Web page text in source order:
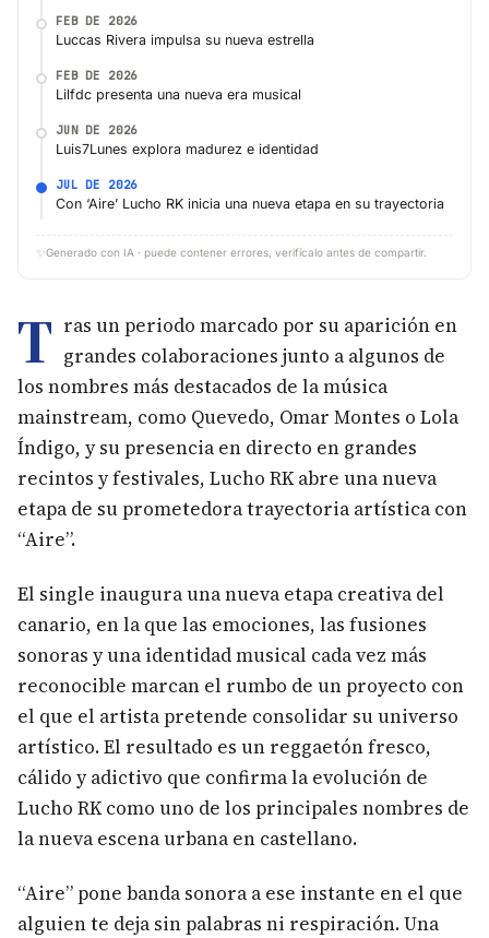
FEB DE 2026
Luccas Rivera impulsa su nueva estrella
FEB DE 2026
Lilfdc presenta una nueva era musical
JUN DE 2026
Luis7Lunes explora madurez e identidad
JUL DE 2026
Con ‘Aire’ Lucho RK inicia una nueva etapa en su trayectoria
✨ Generado con IA · puede contener errores, verifícalo antes de compartir.
T ras un periodo marcado por su aparición en
grandes colaboraciones junto a algunos de
los nombres más destacados de la música
mainstream, como Quevedo, Omar Montes o Lola
Índigo, y su presencia en directo en grandes
recintos y festivales, Lucho RK abre una nueva
etapa de su prometedora trayectoria artística con
“Aire”.
El single inaugura una nueva etapa creativa del
canario, en la que las emociones, las fusiones
sonoras y una identidad musical cada vez más
reconocible marcan el rumbo de un proyecto con
el que el artista pretende consolidar su universo
artístico. El resultado es un reggaetón fresco,
cálido y adictivo que confirma la evolución de
Lucho RK como uno de los principales nombres de
la nueva escena urbana en castellano.
“Aire” pone banda sonora a ese instante en el que
alguien te deja sin palabras ni respiración. Una